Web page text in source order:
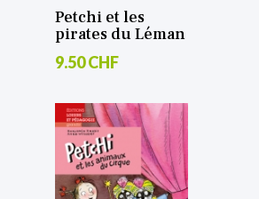
Petchi et les
pirates du Léman
9.50 CHF